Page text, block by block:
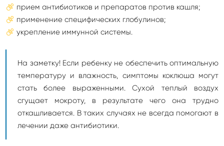
прием антибиотиков и препаратов против кашля;
применение специфических глобулинов;
укрепление иммунной системы.
На заметку! Если ребенку не обеспечить оптимальную
температуру и влажность, симптомы коклюша могут
стать более выраженными. Сухой теплый воздух
сгущает мокроту, в результате чего она трудно
откашливается. В таких случаях не всегда помогают в
лечении даже антибиотики.